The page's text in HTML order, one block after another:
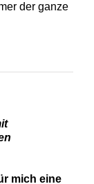
der ganze
mich eine